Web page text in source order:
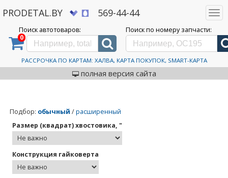
PRODETAL.BY 569-44-44
Поиск автотоваров:
0
Поиск по номеру запчасти:
РАССРОЧКА ПО КАРТАМ: ХАЛВА, КАРТА ПОКУПОК, SMART-КАРТА
полная версия сайта
Дискаунтер автозапчастей PRODETAL.BY > Каталог
автотоваров
Электроинструмент Пневматические гайковерты
Пневматические
гайковерты
Подбор: обычный /расширенный
Размер (квадрат) хвостовика, "
Конструкция гайковерта